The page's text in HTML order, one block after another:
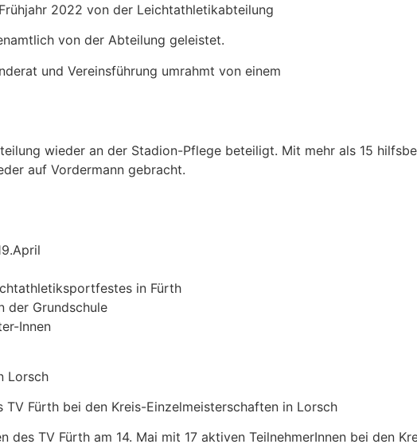
2022 von der Leichtathletikabteilung
von der Abteilung geleistet.
und Vereinsführung umrahmt von einem
wieder an der Stadion-Pflege beteiligt. Mit mehr als 15
auf Vordermann gebracht.
in Fürth
der Grundschule
Innen
Lorsch
Fürth bei den Kreis-Einzelmeisterschaften in Lorsch
des TV Fürth am 14. Mai mit 17 aktiven TeilnehmerInnen bei den